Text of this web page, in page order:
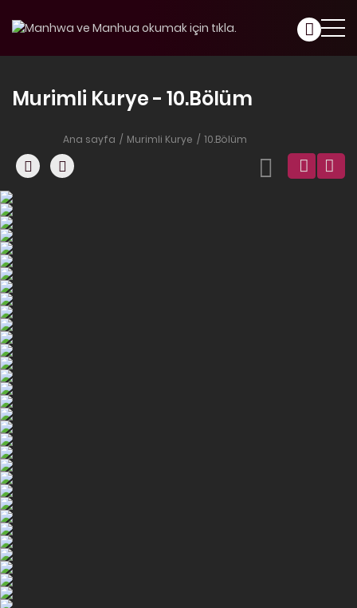
Murimli Kurye - 10.Bölüm
Ana sayfa Murimli Kurye 10.Bölüm